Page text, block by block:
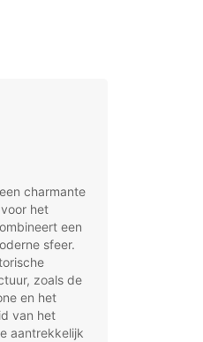
charmante
het
een
sfeer.
zoals de
en het
van het
aantrekkelijk